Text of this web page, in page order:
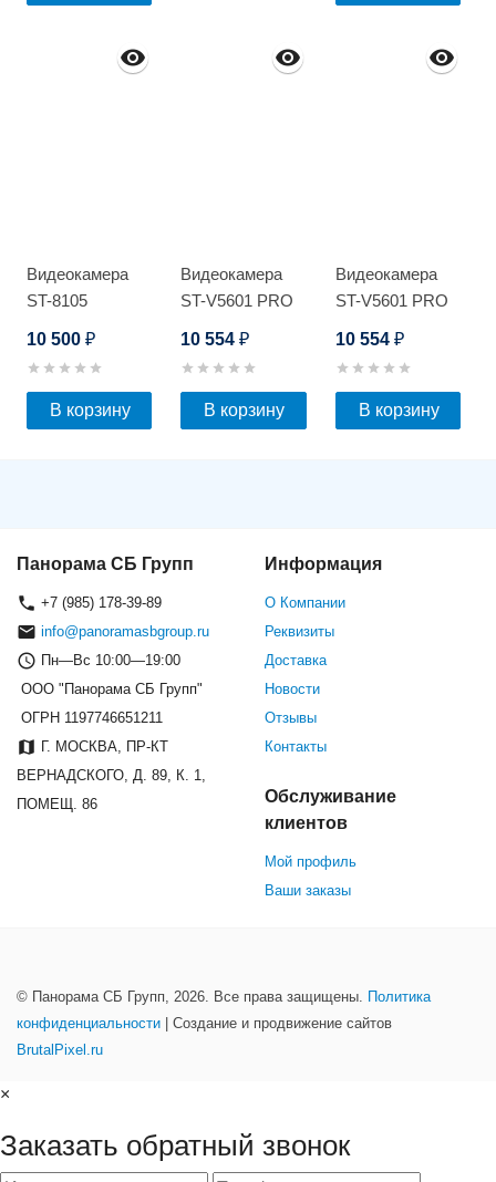
Видеокамера
ST-8105
10 500 ₽
В корзину
Видеокамера
ST-V5601 PRO
10 554₽
В корзину
Видеокамера
ST-V5601 PRO
10 554 ₽
В корзину
Панорама СБ Групп
+7 (985) 178-39-89
info@panoramasbgroup.ru
Пн—Вс 10:00—19:00
ООО "Панорама СБ Групп"
ОГРН 1197746651211
Г. МОСКВА, ПР-КТ
ВЕРНАДСКОГО, Д. 89, К. 1,
ПОМЕЩ. 86
Информация
О Компании
Реквизиты
Доставка
Новости
Отзывы
Контакты
Обслуживание
клиентов
Мой профиль
Ваши заказы
© Панорама СБ Групп, 2026. Все права защищены. Политика
конфиденциальности | Создание и продвижение сайтов
BrutalPixel.ru
×
Заказать обратный звонок